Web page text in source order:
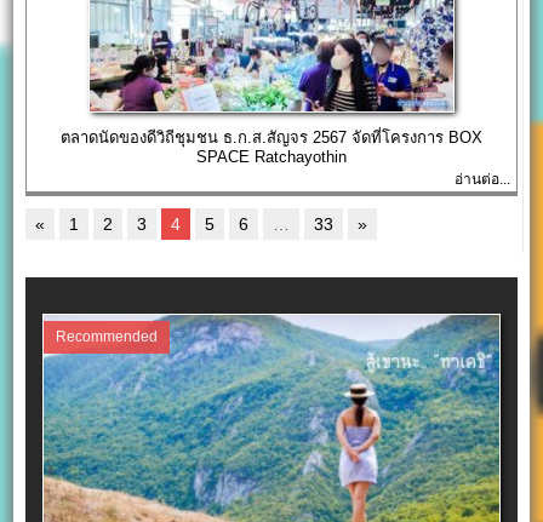
ตลาดนัดของดีวิถีชุมชน ธ.ก.ส.สัญจร 2567 จัดที่โครงการ BOX
SPACE Ratchayothin
อ่านต่อ...
« 1 2 3 4 5 6 33 »
Recommended